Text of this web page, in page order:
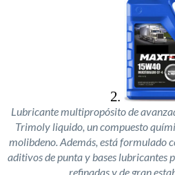
Lubricante multipropósito de
Trimoly liquido, un compuesto
molibdeno. Además, está formulado
aditivos de punta y bases lubricantes
refinadas y de gran